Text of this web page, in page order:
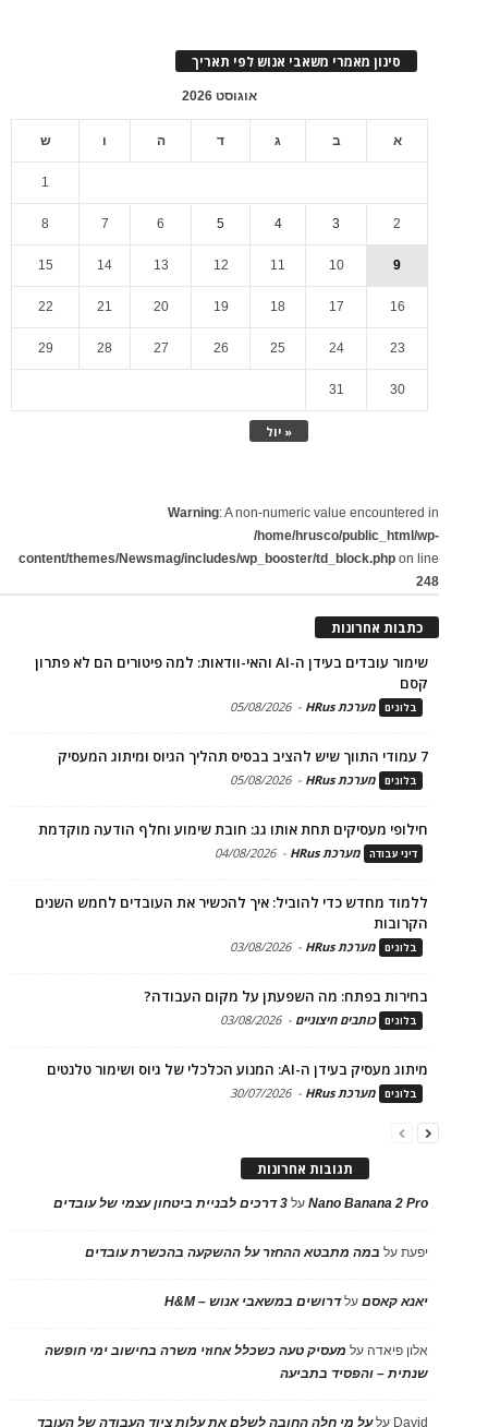
סינון מאמרי משאבי אנוש לפי תאריך
אוגוסט 2026
א ב ג ד ה ו ש
« יול
1
2
3
4
5
6
7
8
9
10
11
12
13
14
15
16
17
18
19
20
21
22
23
24
25
26
27
28
29
30
31
Warning: A non-numeric value encountered in
/home/hrusco/public_html/wp-
content/themes/Newsmag/includes/wp_booster/td_block.php on line
248
כתבות אחרונות
שימור עובדים בעידן ה-AI והאי-וודאות: למה פיטורים הם לא פתרון
קסם
בלוגים מערכת HRus -
05/08/2026
7 עמודי התווך שיש להציב בבסיס תהליך הגיוס ומיתוג המעסיק
בלוגים מערכת HRus -
05/08/2026
חילופי מעסיקים תחת אותו גג: חובת שימוע וחלף הודעה מוקדמת
דיני עבודה מערכת HRus -
04/08/2026
ללמוד מחדש כדי להוביל: איך להכשיר את העובדים לחמש השנים
הקרובות
בלוגים מערכת HRus -
03/08/2026
בחירות בפתח: מה השפעתן על מקום העבודה?
בלוגים כותבים חיצוניים -
03/08/2026
מיתוג מעסיק בעידן ה-AI: המנוע הכלכלי של גיוס ושימור טלנטים
בלוגים מערכת HRus -
30/07/2026
תגובות אחרונות
Nano Banana 2 Proעל 3 דרכים לבניית ביטחון עצמי של עובדים
יפעתעל במה מתבטא ההחזר על ההשקעה בהכשרת עובדים
יאנא קאסםעלדרושים במשאבי אנוש – H&M
אלון פיאדה על מעסיק טעה כשכלל אחוזי משרה בחישוב ימי חופשה
שנתית – והפסיד בתביעה
David עלעל מי חלה החובה לשלם את עלות ציוד העבודה של העובד